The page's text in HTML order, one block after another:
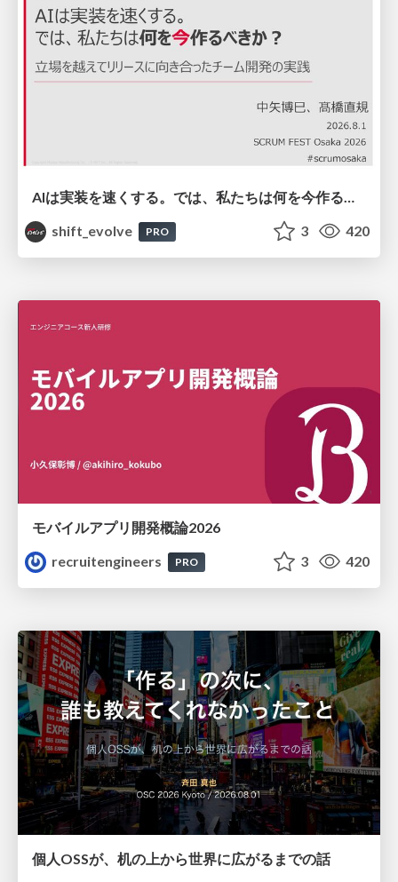
AIは実装を速くする。では、私たちは何を今作るべきか？－立場を越えてリリースに向き合ったチーム開発の実践 / 20260801 Hiromi Nakaya and Naoki Takahashi
shift_evolve
PRO 3 420
モバイルアプリ開発概論2026
recruitengineers
PRO 3 420
個人OSSが、机の上から世界に広がるまでの話